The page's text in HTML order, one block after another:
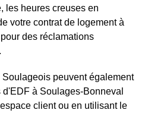
les heures creuses en
votre contrat de logement à
des réclamations
peuvent également
à Soulages-Bonneval
client ou en utilisant le